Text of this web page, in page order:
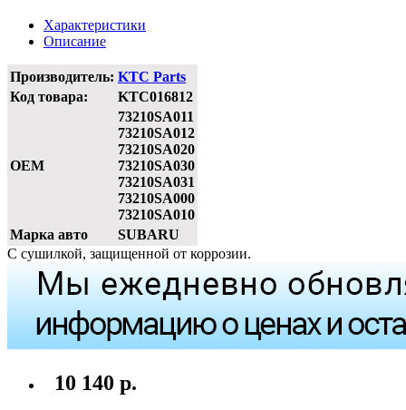
Характеристики
Описание
Производитель: KTC Parts
Код товара:
KTC016812
OEM
73210SA011
73210SA012
73210SA020
73210SA030
73210SA031
73210SA000
73210SA010
Марка авто
SUBARU
С сушилкой, защищенной от коррозии.
10 140 р.